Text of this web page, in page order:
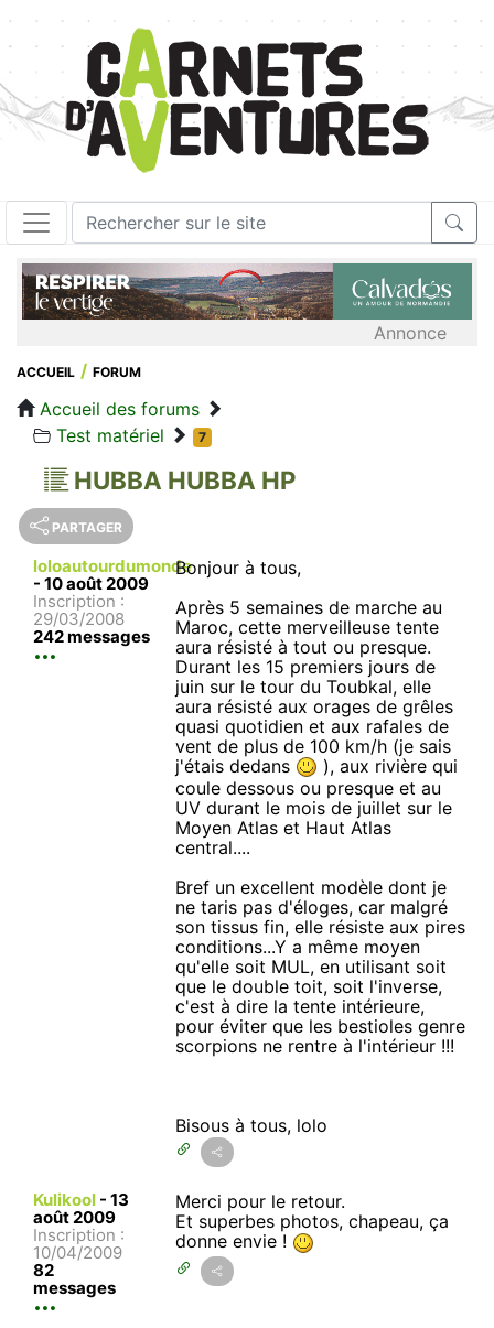
Annonce
ACCUEIL FORUM
Accueil des forums
Test matériel
7
HUBBA HUBBA HP
PARTAGER
loloautourdumonde
- 10 août 2009
Inscription :
29/03/2008
242 messages
Bonjour à tous,
Après 5 semaines de marche au
Maroc, cette merveilleuse tente
aura résisté à tout ou presque.
Durant les 15 premiers jours de
juin sur le tour du Toubkal, elle
aura résisté aux orages de grêles
quasi quotidien et aux rafales de
vent de plus de 100 km/h (je sais
j'étais dedans
), aux rivière qui
coule dessous ou presque et au
UV durant le mois de juillet sur le
Moyen Atlas et Haut Atlas
central....
Bref un excellent modèle dont je
ne taris pas d'éloges, car malgré
son tissus fin, elle résiste aux pires
conditions...Y a même moyen
qu'elle soit MUL, en utilisant soit
que le double toit, soit l'inverse,
c'est à dire la tente intérieure,
pour éviter que les bestioles genre
scorpions ne rentre à l'intérieur !!!
Bisous à tous, lolo
Kulikool - 13
août 2009
Inscription :
10/04/2009
82
messages
Merci pour le retour.
Et superbes photos, chapeau, ça
donne envie !